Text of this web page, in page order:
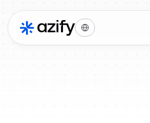
Select Language